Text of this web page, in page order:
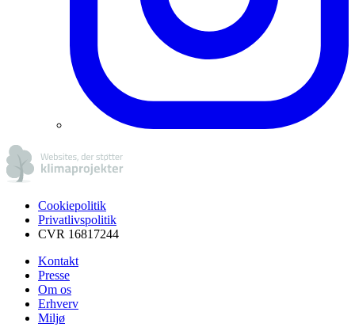
Cookiepolitik
Privatlivspolitik
CVR 16817244
Kontakt
Presse
Om os
Erhverv
Miljø